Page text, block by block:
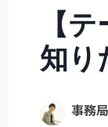
【
知り
事務